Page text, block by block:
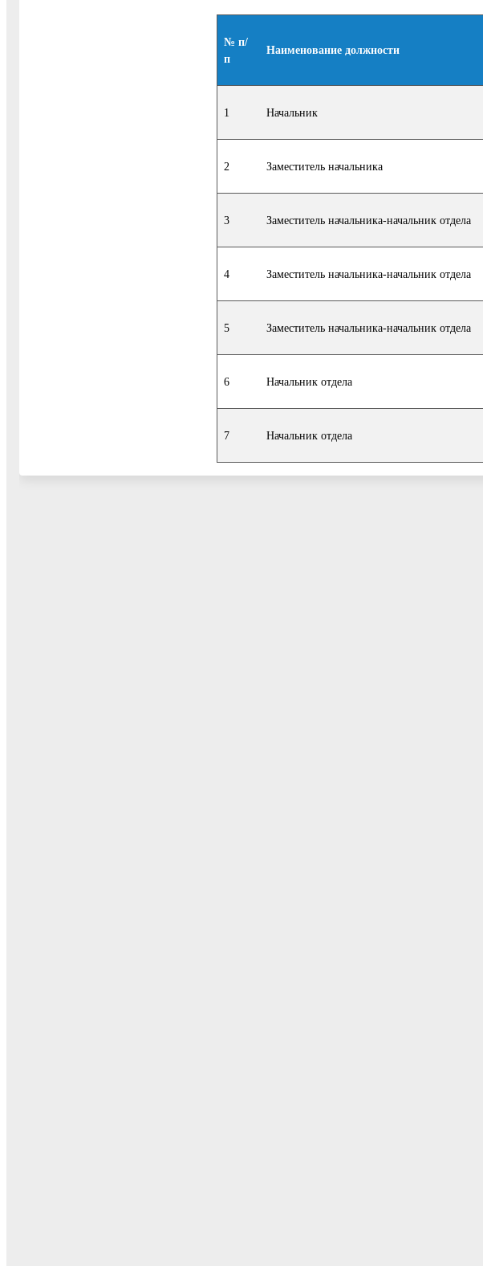
№ п/
п
Наименование должности
1 Начальник
2 Заместитель начальника
3 Заместитель начальника-начальник отдела
4 Заместитель начальника-начальник отдела
5 Заместитель начальника-начальник отдела
6 Начальник отдела
7 Начальник отдела